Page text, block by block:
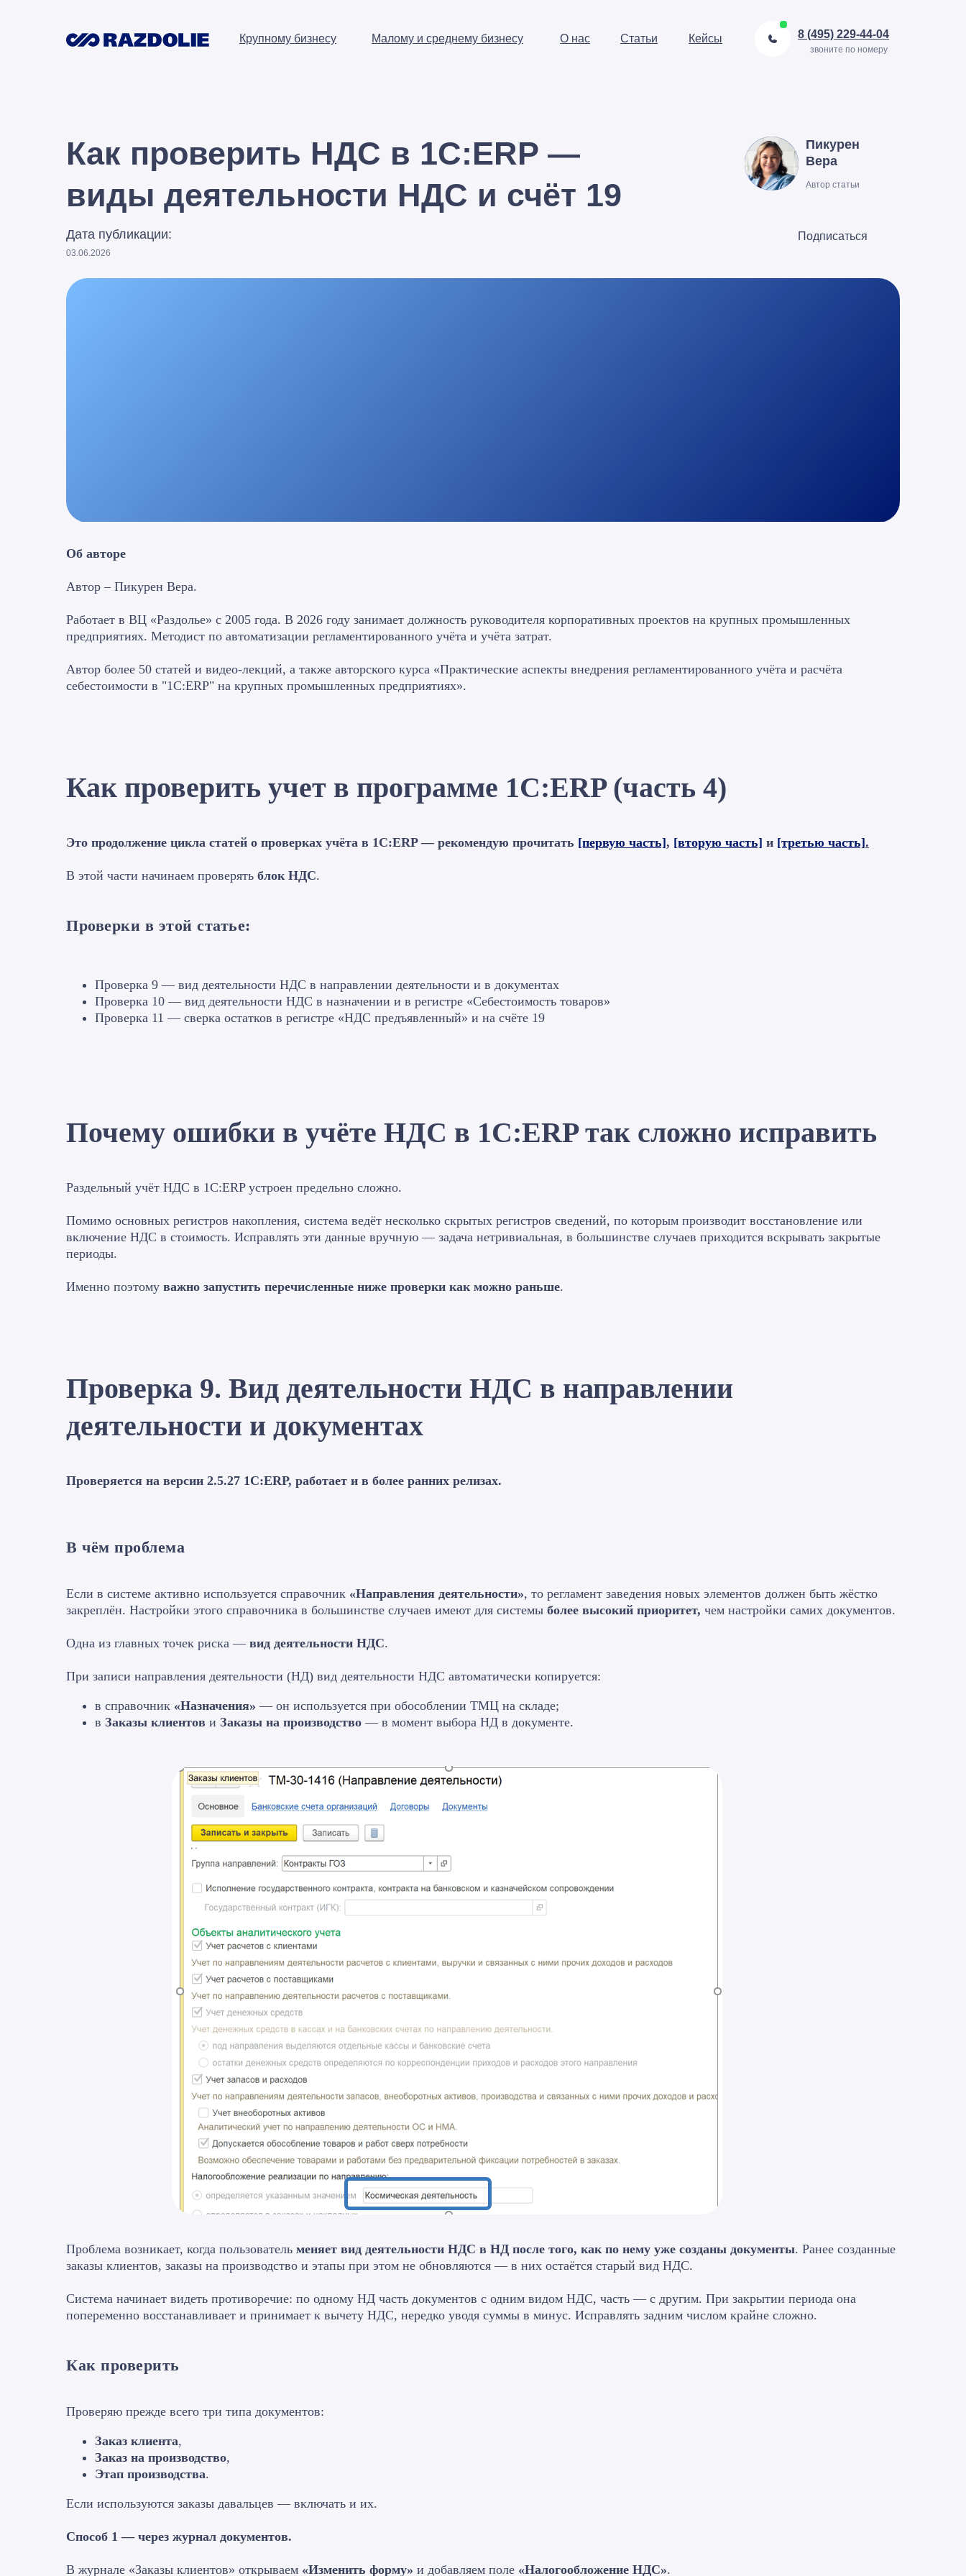
Крупному бизнесу Малому и среднему бизнесу О нас Статьи Кейсы 8 (495) 229-44-04
звоните по номеру
Как проверить НДС в 1С:ERP —
виды деятельности НДС и счёт 19
Дата публикации:
03.06.2026
Пикурен
Вера
Автор статьи
Подписаться
Об авторе
Автор – Пикурен Вера.
Работает в ВЦ «Раздолье» с 2005 года. В 2026 году занимает должность руководителя корпоративных проектов на крупных промышленных
предприятиях. Методист по автоматизации регламентированного учёта и учёта затрат.
Автор более 50 статей и видео-лекций, а также авторского курса «Практические аспекты внедрения регламентированного учёта и расчёта
себестоимости в "1С:ERP" на крупных промышленных предприятиях».
Как проверить учет в программе 1С:ERP (часть 4)
Это продолжение цикла статей о проверках учёта в 1С:ERP — рекомендую прочитать [первую часть], [вторую часть] и [третью часть].
В этой части начинаем проверять блок НДС.
Проверки в этой статье:
Проверка 9 — вид деятельности НДС в направлении деятельности и в документах
Проверка 10 — вид деятельности НДС в назначении и в регистре «Себестоимость товаров»
Проверка 11 — сверка остатков в регистре «НДС предъявленный» и на счёте 19
Почему ошибки в учёте НДС в 1С:ERP так сложно исправить
Раздельный учёт НДС в 1С:ERP устроен предельно сложно.
Помимо основных регистров накопления, система ведёт несколько скрытых регистров сведений, по которым производит восстановление или
включение НДС в стоимость. Исправлять эти данные вручную — задача нетривиальная, в большинстве случаев приходится вскрывать закрытые
периоды.
Именно поэтому важно запустить перечисленные ниже проверки как можно раньше.
Проверка 9. Вид деятельности НДС в направлении
деятельности и документах
Проверяется на версии 2.5.27 1С:ERP, работает и в более ранних релизах.
В чём проблема
Если в системе активно используется справочник «Направления деятельности», то регламент заведения новых элементов должен быть жёстко
закреплён. Настройки этого справочника в большинстве случаев имеют для системы более высокий приоритет, чем настройки самих документов.
Одна из главных точек риска — вид деятельности НДС.
При записи направления деятельности (НД) вид деятельности НДС автоматически копируется:
в справочник «Назначения» — он используется при обособлении ТМЦ на складе;
в Заказы клиентов и Заказы на производство — в момент выбора НД в документе.
Проблема возникает, когда пользователь меняет вид деятельности НДС в НД после того, как по нему уже созданы документы. Ранее созданные
заказы клиентов, заказы на производство и этапы при этом не обновляются — в них остаётся старый вид НДС.
Система начинает видеть противоречие: по одному НД часть документов с одним видом НДС, часть — с другим. При закрытии периода она
попеременно восстанавливает и принимает к вычету НДС, нередко уводя суммы в минус. Исправлять задним числом крайне сложно.
Как проверить
Проверяю прежде всего три типа документов:
Заказ клиента,
Заказ на производство,
Этап производства.
Если используются заказы давальцев — включать и их.
Способ 1 — через журнал документов.
В журнале «Заказы клиентов» открываем «Изменить форму» и добавляем поле «Налогообложение НДС».